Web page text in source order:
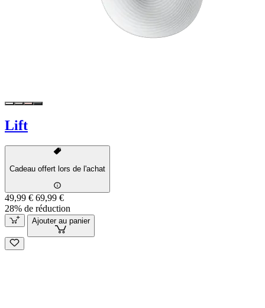
Lift
Cadeau offert lors de l'achat
49,99 € 69,99 €
28% de réduction
Ajouter au panier